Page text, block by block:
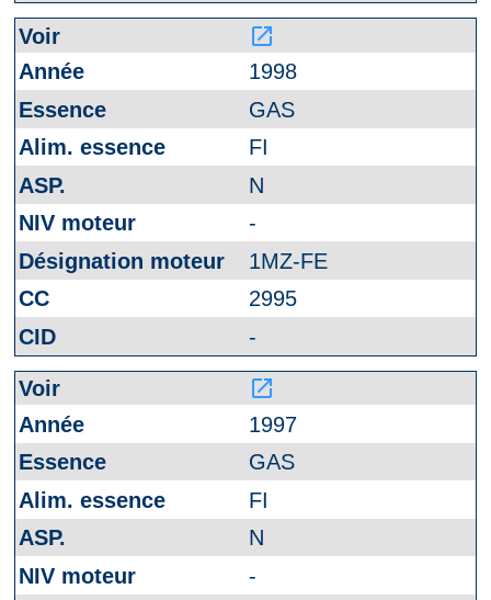
launch
1998
GAS
FI
N
-
1MZ-FE
2995
-
launch
1997
GAS
FI
N
-